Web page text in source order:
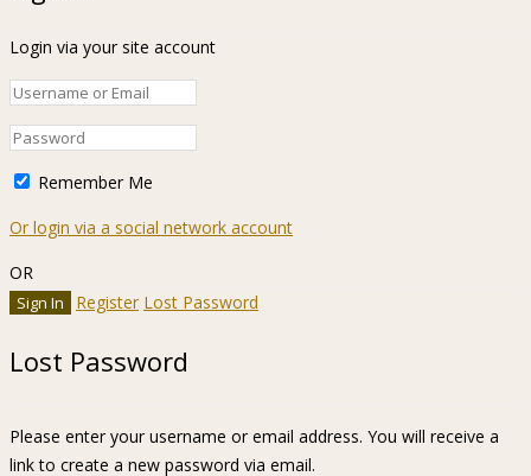
Login via your site account
Remember Me
Or login via a social network account
OR
Register Lost Password
Lost Password
Please enter your username or email address. You will receive a
link to create a new password via email.